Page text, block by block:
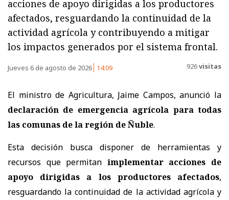
acciones de apoyo dirigidas a los productores
afectados, resguardando la continuidad de la
actividad agrícola y contribuyendo a mitigar
los impactos generados por el sistema frontal.
Jueves 6 de agosto de 2026 14:09 926visitas
El ministro de Agricultura, Jaime Campos, anunció la
declaración de emergencia agrícola para todas
las comunas de la región de Ñuble.
Esta decisión busca disponer de herramientas y
recursos que permitan implementar acciones de
apoyo dirigidas a los productores afectados,
resguardando la continuidad de la actividad agrícola y